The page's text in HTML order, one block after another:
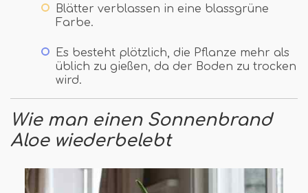
Blätter verblassen in eine blassgrüne
Farbe.
Es besteht plötzlich, die Pflanze mehr als
üblich zu gießen, da der Boden zu trocken
wird.
Wie man einen Sonnenbrand
Aloe wiederbelebt